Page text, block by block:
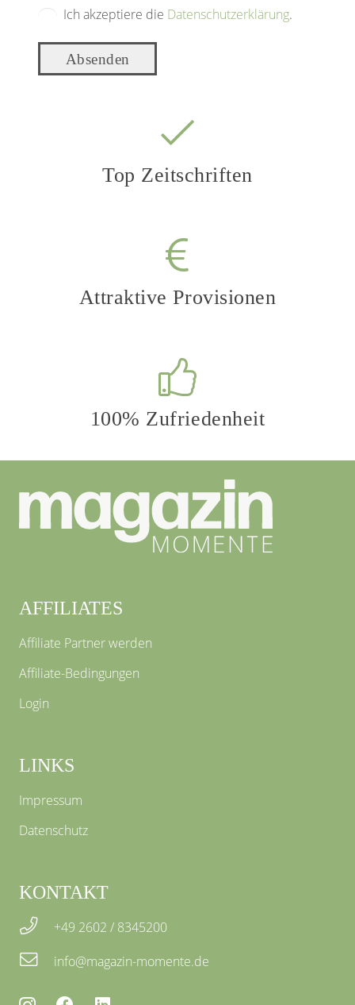
Ich akzeptiere die Datenschutzerklärung.
Absenden
Top Zeitschriften
Attraktive Provisionen
100% Zufriedenheit
AFFILIATES
Affiliate Partner werden
Affiliate-Bedingungen
Login
LINKS
Impressum
Datenschutz
KONTAKT
+49 2602 / 8345200
info@magazin-momente.de